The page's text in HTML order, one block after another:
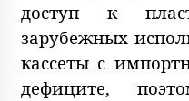
доступ к
зарубежных
кассеты с
дефиците,